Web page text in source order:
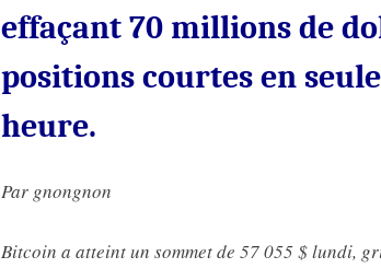
effaçant 70 millions de
positions courtes en
heure.
Par gnongnon
Bitcoin a atteint un sommet de 57 055 $ lundi,